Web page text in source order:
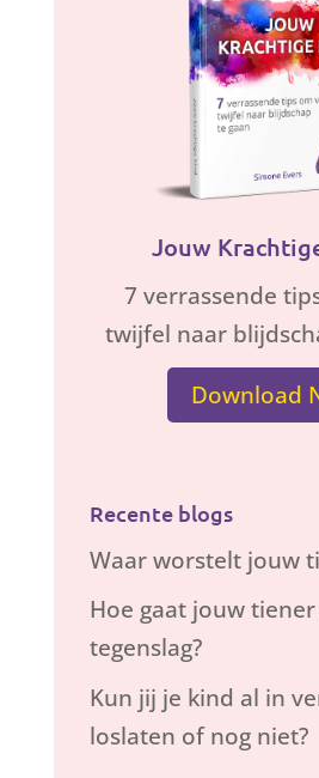
Jouw
7 verrassende
twijfel naar
Download
Recente blogs
Waar worstelt jouw
Hoe gaat jouw
tegenslag?
Kun jij je kind al in
loslaten of nog niet?